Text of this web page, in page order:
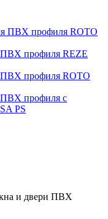
ПВХ профиля ROTO
ПВХ профиля REZE
ПВХ профиля ROTO
ПВХ профиля с
PS
и двери ПВХ